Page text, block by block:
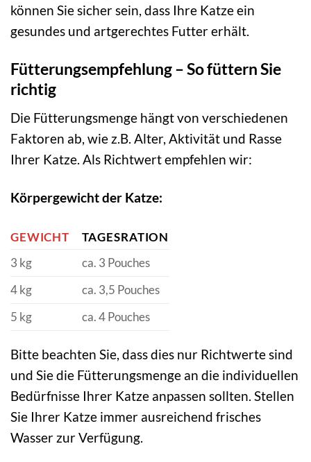
können Sie sicher sein, dass Ihre Katze ein
gesundes und artgerechtes Futter erhält.
Fütterungsempfehlung – So füttern Sie
richtig
Die Fütterungsmenge hängt von verschiedenen
Faktoren ab, wie z.B. Alter, Aktivität und Rasse
Ihrer Katze. Als Richtwert empfehlen wir:
Körpergewicht der Katze:
GEWICHT
TAGESRATION
3 kg
ca. 3 Pouches
4 kg
ca. 3,5 Pouches
5 kg
ca. 4 Pouches
Bitte beachten Sie, dass dies nur Richtwerte sind
und Sie die Fütterungsmenge an die individuellen
Bedürfnisse Ihrer Katze anpassen sollten. Stellen
Sie Ihrer Katze immer ausreichend frisches
Wasser zur Verfügung.